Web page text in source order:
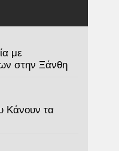
με
στην Ξάνθη
Κάνουν τα